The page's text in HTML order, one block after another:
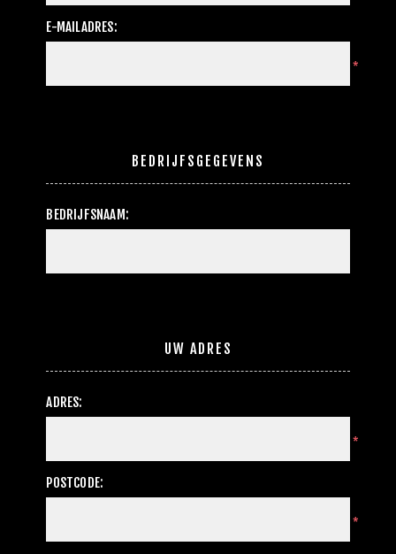
E-MAILADRES:
*
BEDRIJFSGEGEVENS
BEDRIJFSNAAM:
UW ADRES
ADRES:
*
POSTCODE:
*